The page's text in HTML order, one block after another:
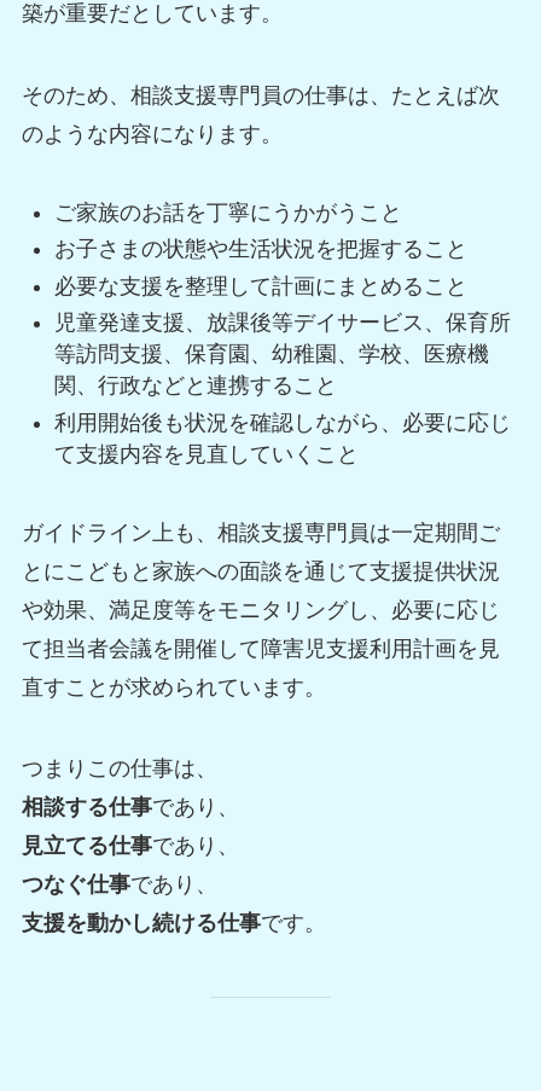
築が重要だとしています。
そのため、相談支援専門員の仕事は、たとえば次
のような内容になります。
ご家族のお話を丁寧にうかがうこと
お子さまの状態や生活状況を把握すること
必要な支援を整理して計画にまとめること
児童発達支援、放課後等デイサービス、保育所
等訪問支援、保育園、幼稚園、学校、医療機
関、行政などと連携すること
利用開始後も状況を確認しながら、必要に応じ
て支援内容を見直していくこと
ガイドライン上も、相談支援専門員は一定期間ご
とにこどもと家族への面談を通じて支援提供状況
や効果、満足度等をモニタリングし、必要に応じ
て担当者会議を開催して障害児支援利用計画を見
直すことが求められています。
つまりこの仕事は、
相談する仕事であり、
見立てる仕事であり、
つなぐ仕事であり、
支援を動かし続ける仕事です。